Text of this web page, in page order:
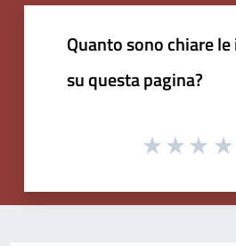
Quanto sono chiare
su questa pagina?